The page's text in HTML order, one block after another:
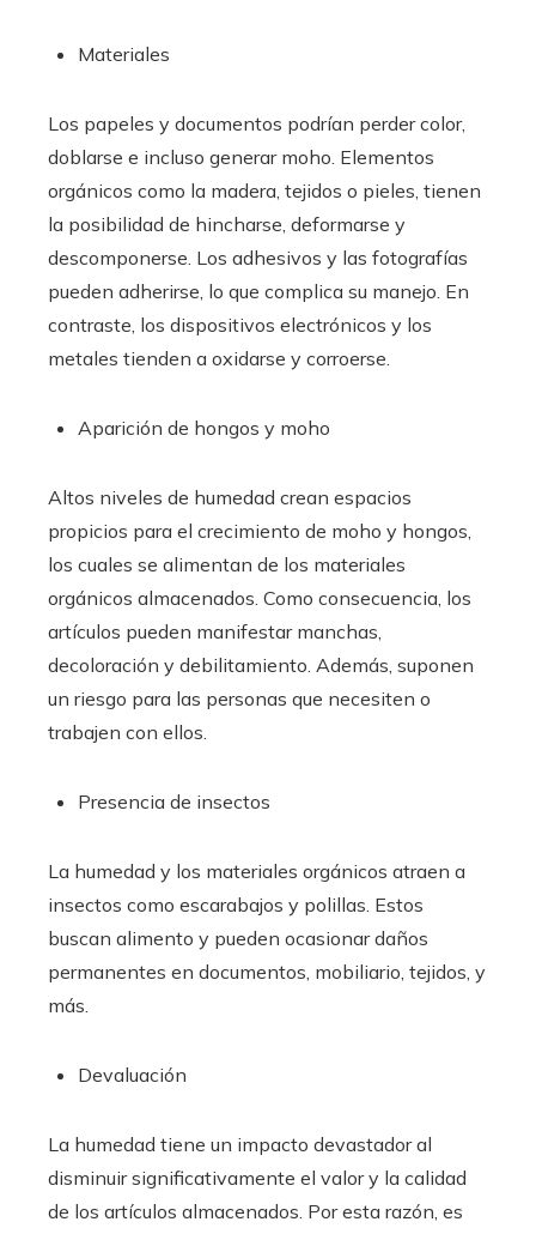
Materiales
Los papeles y documentos podrían perder color,
doblarse e incluso generar moho. Elementos
orgánicos como la madera, tejidos o pieles, tienen
la posibilidad de hincharse, deformarse y
descomponerse. Los adhesivos y las fotografías
pueden adherirse, lo que complica su manejo. En
contraste, los dispositivos electrónicos y los
metales tienden a oxidarse y corroerse.
Aparición de hongos y moho
Altos niveles de humedad crean espacios
propicios para el crecimiento de moho y hongos,
los cuales se alimentan de los materiales
orgánicos almacenados. Como consecuencia, los
artículos pueden manifestar manchas,
decoloración y debilitamiento. Además, suponen
un riesgo para las personas que necesiten o
trabajen con ellos.
Presencia de insectos
La humedad y los materiales orgánicos atraen a
insectos como escarabajos y polillas. Estos
buscan alimento y pueden ocasionar daños
permanentes en documentos, mobiliario, tejidos, y
más.
Devaluación
La humedad tiene un impacto devastador al
disminuir significativamente el valor y la calidad
de los artículos almacenados. Por esta razón, es